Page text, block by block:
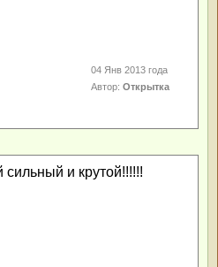
04 Янв 2013 года
Автор:Открытка
и крутой!!!!!!